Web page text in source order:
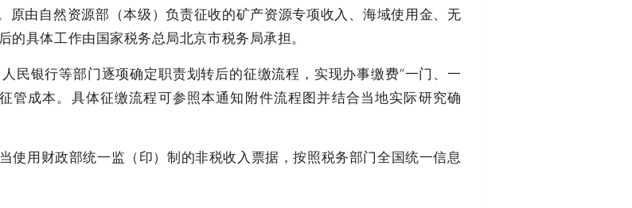
原由自然资源部（本级）负责征收的矿产资源专项收入、海域使用金、无
的具体工作由国家税务总局北京市税务局承担。
银行等部门逐项确定职责划转后的征缴流程，实现办事缴费“一门、一
管成本。具体征缴流程可参照本通知附件流程图并结合当地实际研究确
用财政部统一监（印）制的非税收入票据，按照税务部门全国统一信息